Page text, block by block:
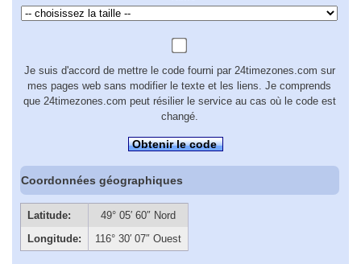
Je suis d'accord de mettre le code fourni par 24timezones.com sur
mes pages web sans modifier le texte et les liens. Je comprends
que 24timezones.com peut résilier le service au cas où le code est
changé.
Obtenir le code
Coordonnées géographiques
Latitude:
49° 05′ 60″ Nord
Longitude:
116° 30′ 07″ Ouest